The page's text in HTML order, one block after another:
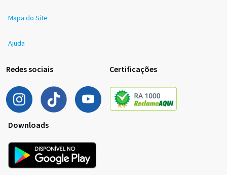
Mapa do Site
Ajuda
Redes sociais Certificações
Downloads